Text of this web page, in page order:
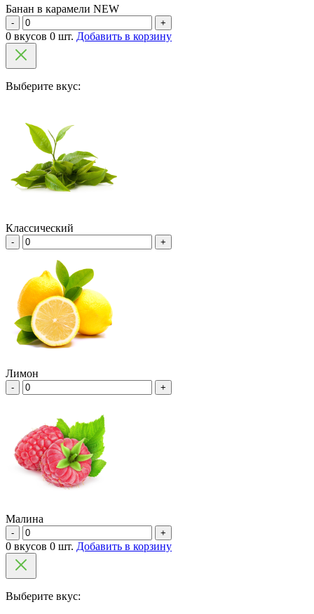
Банан в карамели NEW
- +
0 вкусов 0 шт. Добавить в корзину
Выберите вкус:
Классический
- +
Лимон
- +
Малина
- +
0 вкусов 0 шт. Добавить в корзину
Выберите вкус: